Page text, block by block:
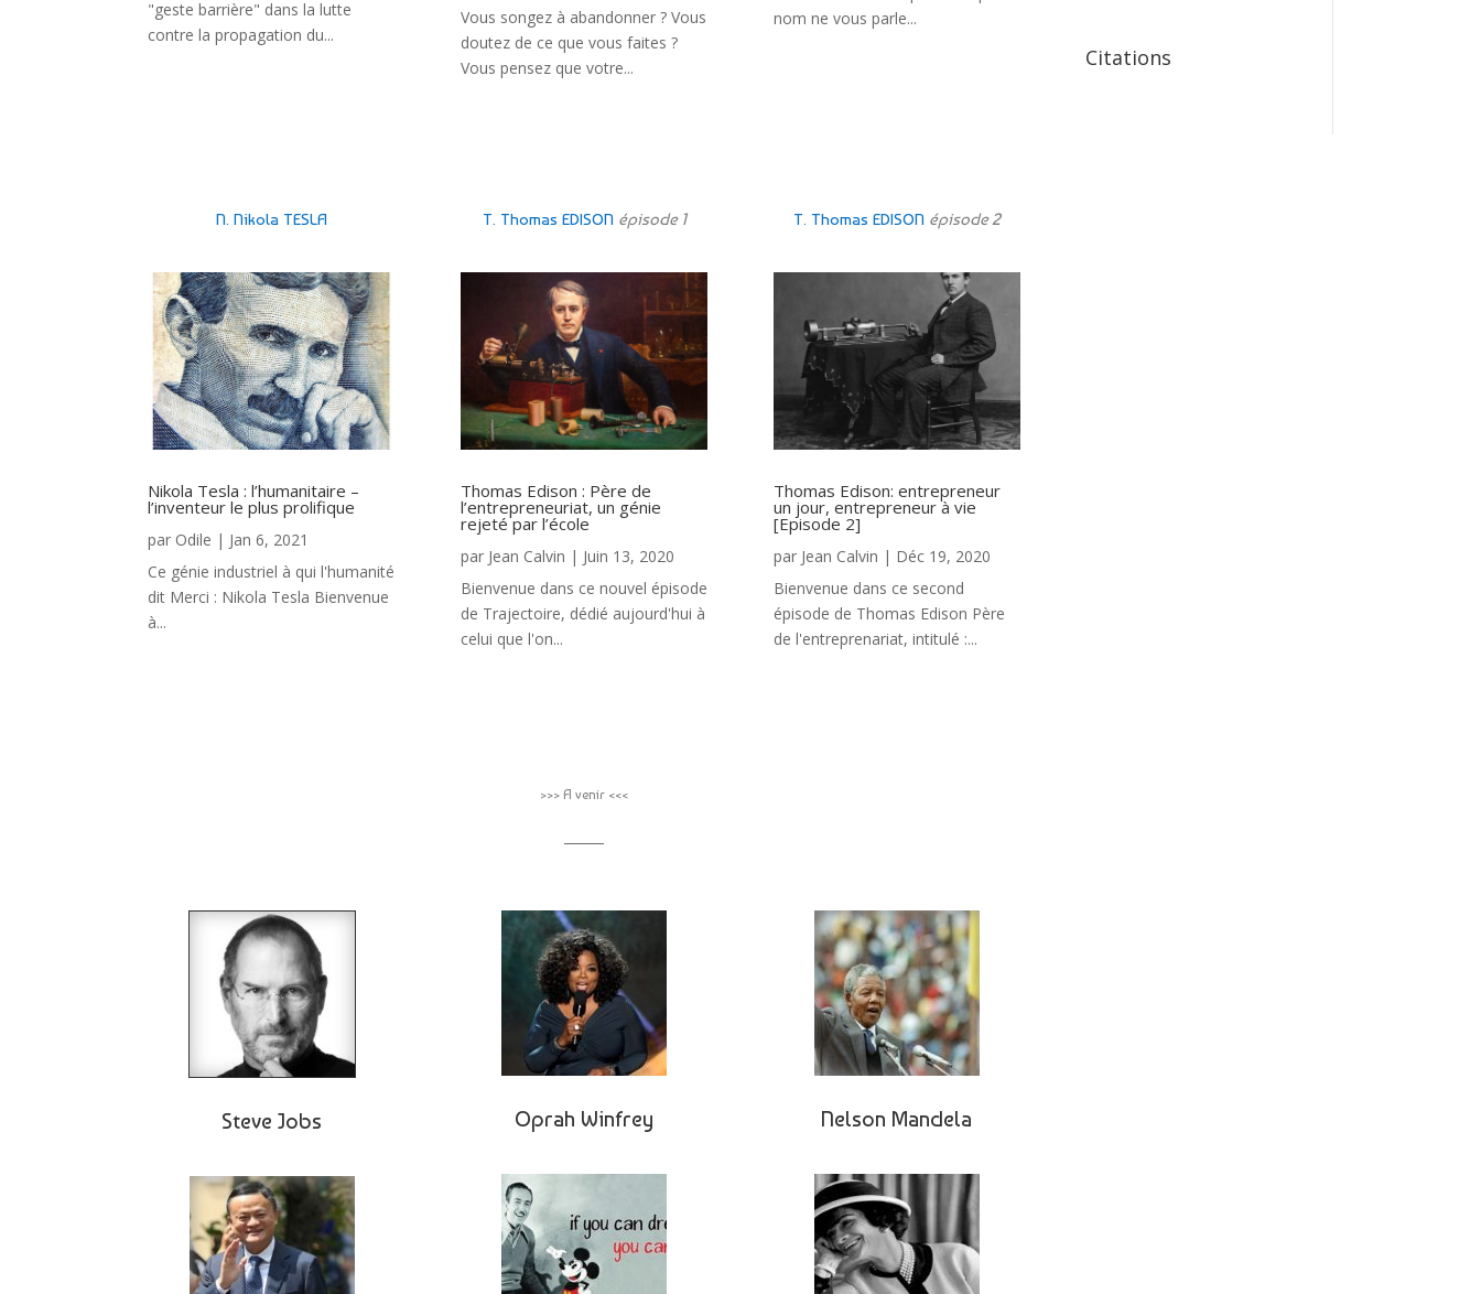
"geste barrière" dans la lutte
contre la propagation du...
Vous songez à abandonner ? Vous
doutez de ce que vous faites ?
Vous pensez que votre...
nom ne vous parle...
N. Nikola TESLA
Nikola Tesla : l’humanitaire –
l’inventeur le plus prolifique
par Odile | Jan 6, 2021
Ce génie industriel à qui l'humanité
dit Merci : Nikola Tesla Bienvenue
à...
T. Thomas EDISON épisode 1
Thomas Edison : Père de
l’entrepreneuriat, un génie
rejeté par l’école
par Jean Calvin | Juin 13, 2020
Bienvenue dans ce nouvel épisode
de Trajectoire, dédié aujourd'hui à
celui que l'on...
T. Thomas EDISON épisode 2
Thomas Edison: entrepreneur
un jour, entrepreneur à vie
[Episode 2]
par Jean Calvin | Déc 19, 2020
Bienvenue dans ce second
épisode de Thomas Edison Père
de l'entreprenariat, intitulé :...
>>> A venir <<<
Steve Jobs Oprah Winfrey Nelson Mandela
Citations